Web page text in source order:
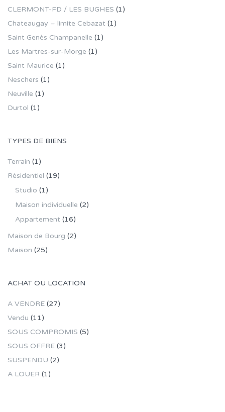
CLERMONT-FD / LES BUGHES (1)
Chateaugay – limite Cebazat (1)
Saint Genès Champanelle (1)
Les Martres-sur-Morge (1)
Saint Maurice (1)
Neschers (1)
Neuville (1)
Durtol (1)
TYPES DE BIENS
Terrain (1)
Résidentiel (19)
Studio (1)
Maison individuelle (2)
Appartement (16)
Maison de Bourg (2)
Maison (25)
ACHAT OU LOCATION
A VENDRE (27)
Vendu (11)
SOUS COMPROMIS (5)
SOUS OFFRE (3)
SUSPENDU (2)
A LOUER (1)